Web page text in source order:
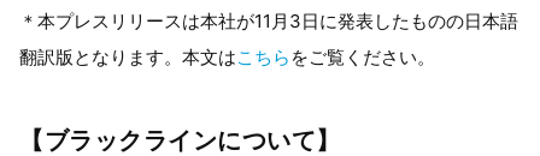
＊本プレスリリースは本社が11月3日に発表したものの日本語
翻訳版となります。本文はこちら をご覧ください。
【ブラックラインについて】